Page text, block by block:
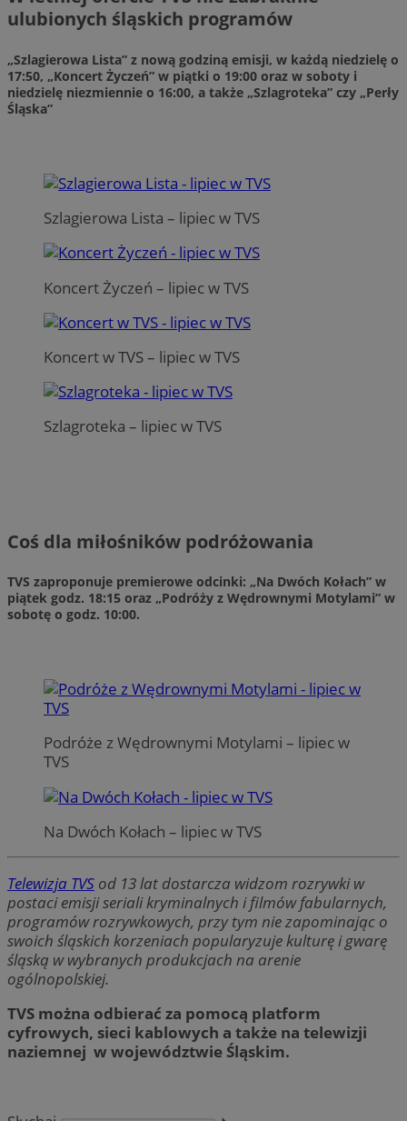
ulubionych śląskich programów
„Szlagierowa Lista” z nową godziną emisji, w każdą niedzielę o
17:50, „Koncert Życzeń” w piątki o 19:00 oraz w soboty i
niedzielę niezmiennie o 16:00, a także „Szlagroteka” czy „Perły
Śląska”
Szlagierowa Lista – lipiec w TVS
Koncert Życzeń – lipiec w TVS
Koncert w TVS – lipiec w TVS
Szlagroteka – lipiec w TVS
Coś dla miłośników podróżowania
TVS zaproponuje premierowe odcinki: „Na Dwóch Kołach” w
piątek godz. 18:15 oraz „Podróży z Wędrownymi Motylami” w
sobotę o godz. 10:00.
Podróże z Wędrownymi Motylami – lipiec w
TVS
Na Dwóch Kołach – lipiec w TVS
Telewizja TVS od 13 lat dostarcza widzom rozrywki w
postaci emisji seriali kryminalnych i filmów fabularnych,
programów rozrywkowych, przy tym nie zapominając o
swoich śląskich korzeniach popularyzuje kulturę i gwarę
śląską w wybranych produkcjach na arenie
ogólnopolskiej.
TVS można odbierać za pomocą platform
cyfrowych, sieci kablowych a także na telewizji
naziemnej w województwie Śląskim.